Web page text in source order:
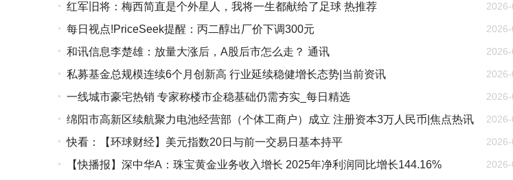
红军旧将：梅西简直是个外星人，我将一生都献给了足球 热推荐
每日视点!PriceSeek提醒：丙二醇出厂价下调300元
和讯信息李楚雄：放量大涨后，A股后市怎么走？ 通讯
私募基金总规模连续6个月创新高 行业延续稳健增长态势|当前资讯
一线城市豪宅热销 专家称楼市企稳基础仍需夯实_每日精选
绵阳市高新区续航聚力电池经营部（个体工商户）成立 注册资本3万人民币|焦点热讯
快看：【环球财经】美元指数20日与前一交易日基本持平
【快播报】深中华A：珠宝黄金业务收入增长 2025年净利润同比增长144.16%